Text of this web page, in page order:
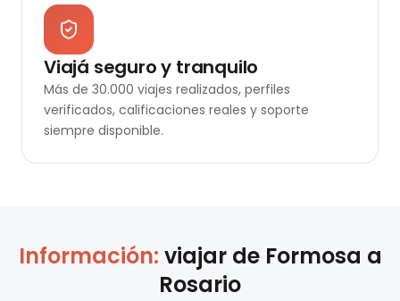
Viajá seguro y tranquilo
Más de 30.000 viajes realizados, perfiles
verificados, calificaciones reales y soporte
siempre disponible.
Información: viajar de Formosa a
Rosario